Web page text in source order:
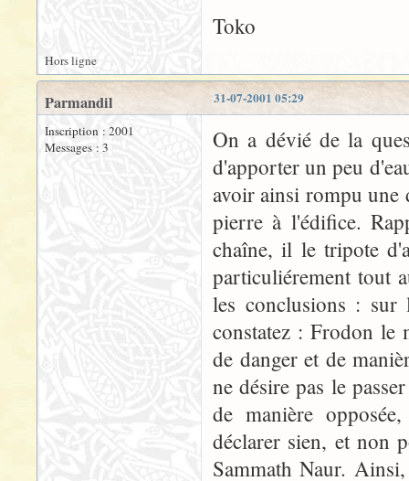
Toko
Hors ligne
31-07-2001 05:29
Parmandil
Inscription : 2001
Messages : 3
On a dévié de la
d'apporter un peu
avoir ainsi rompu une
pierre à l'édifice.
chaîne, il le tripote
particuliérement tout
les conclusions :
constatez : Frodon
de danger et de
ne désire pas le
de manière
déclarer sien, et non
Sammath Naur.